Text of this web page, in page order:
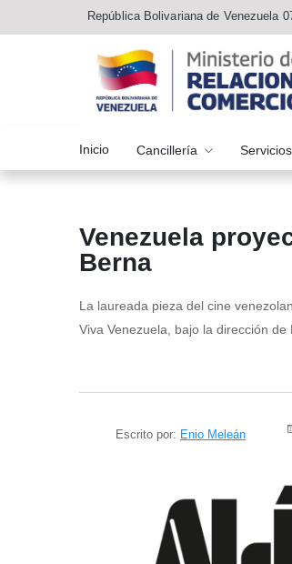
República Bolivariana de Venezuela
Inicio Cancillería Servicios
Venezuela
Berna
La laureada pieza del cine
Viva Venezuela, bajo la dirección de
Escrito por: Enio Meleán